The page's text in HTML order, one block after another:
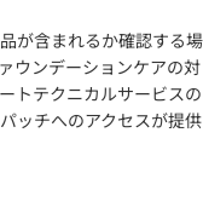
が含まれるか確認する場
ウンデーションケアの対
トテクニカルサービスの
ッチへのアクセスが提供